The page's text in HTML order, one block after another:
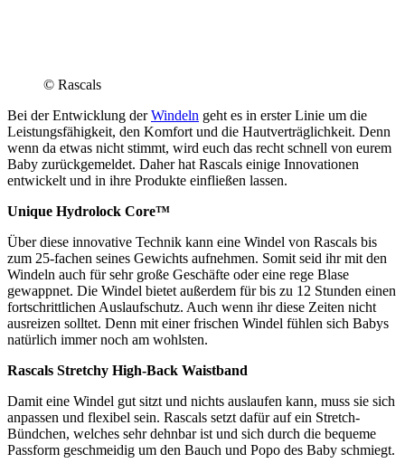
© Rascals
Bei der Entwicklung derWindeln geht es in erster Linie um die
Leistungsfähigkeit, den Komfort und die Hautverträglichkeit. Denn
wenn da etwas nicht stimmt, wird euch das recht schnell von eurem
Baby zurückgemeldet. Daher hat Rascals einige Innovationen
entwickelt und in ihre Produkte einfließen lassen.
Unique Hydrolock Core™
Über diese innovative Technik kann eine Windel von Rascals bis
zum 25-fachen seines Gewichts aufnehmen. Somit seid ihr mit den
Windeln auch für sehr große Geschäfte oder eine rege Blase
gewappnet. Die Windel bietet außerdem für bis zu 12 Stunden einen
fortschrittlichen Auslaufschutz. Auch wenn ihr diese Zeiten nicht
ausreizen solltet. Denn mit einer frischen Windel fühlen sich Babys
natürlich immer noch am wohlsten.
Rascals Stretchy High-Back Waistband
Damit eine Windel gut sitzt und nichts auslaufen kann, muss sie sich
anpassen und flexibel sein. Rascals setzt dafür auf ein Stretch-
Bündchen, welches sehr dehnbar ist und sich durch die bequeme
Passform geschmeidig um den Bauch und Popo des Baby schmiegt.